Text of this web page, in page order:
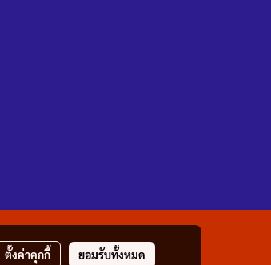
ตั้งค่าคุกกี้ ยอมรับทั้งหมด